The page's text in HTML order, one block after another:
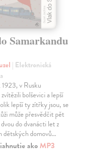
Samarkandu
| Elektronická
1923, v Rusku
bolševici a lepší
lepší ty zítřky jsou, se
může přesvědčit pět
do dvanácti let z
dětských domovů…
ako MP3